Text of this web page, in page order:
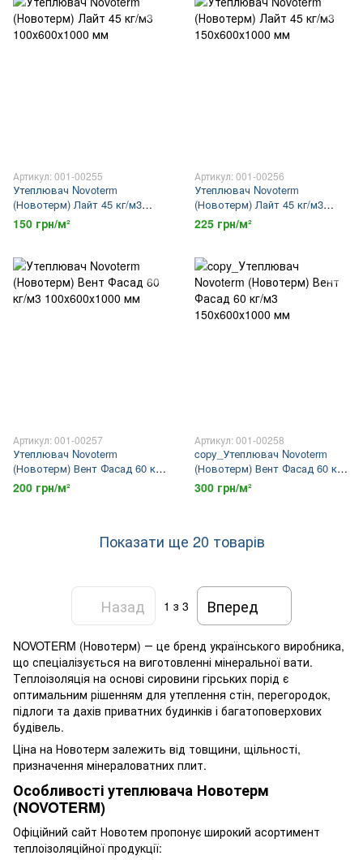
Артикул: 001-00255
Утеплювач Novoterm
(Новотерм) Лайт 45 кг/м3
100х600х1000 мм
150 грн/м²
Артикул: 001-00256
Утеплювач Novoterm
(Новотерм) Лайт 45 кг/м3
150х600х1000 мм
225 грн/м²
Артикул: 001-00257
Утеплювач Novoterm
(Новотерм) Вент Фасад 60 кг/
м3 100х600х1000 мм
200 грн/м²
Артикул: 001-00258
copy_Утеплювач Novoterm
(Новотерм) Вент Фасад 60 кг/
м3 150х600х1000 мм
300 грн/м²
Показати ще 20 товарів
Назад 1 з 3 Вперед
NOVOTERM (Новотерм) ― це бренд українського виробника,
що спеціалізується на виготовленні мінеральної вати.
Теплоізоляція на основі сировини гірських порід є
оптимальним рішенням для утеплення стін, перегородок,
підлоги та дахів приватних будинків і багатоповерхових
будівель.
Ціна на Новотерм залежить від товщини, щільності,
призначення мінераловатних плит.
Особливості утеплювача Новотерм
(NOVOTERM)
Офіційний сайт Новотем пропонує широкий асортимент
теплоізоляційної продукції: